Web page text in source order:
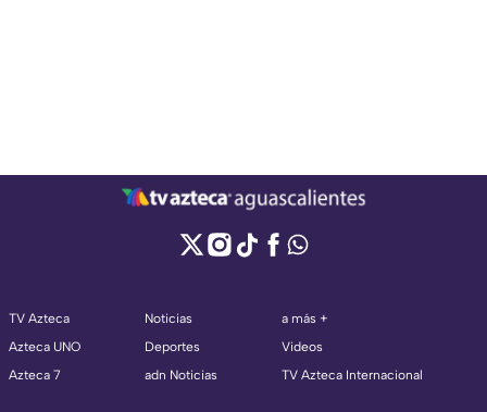
TV Azteca
Azteca UNO
Azteca 7
Noticias
Deportes
adn Noticias
a más +
Videos
TV Azteca Internacional